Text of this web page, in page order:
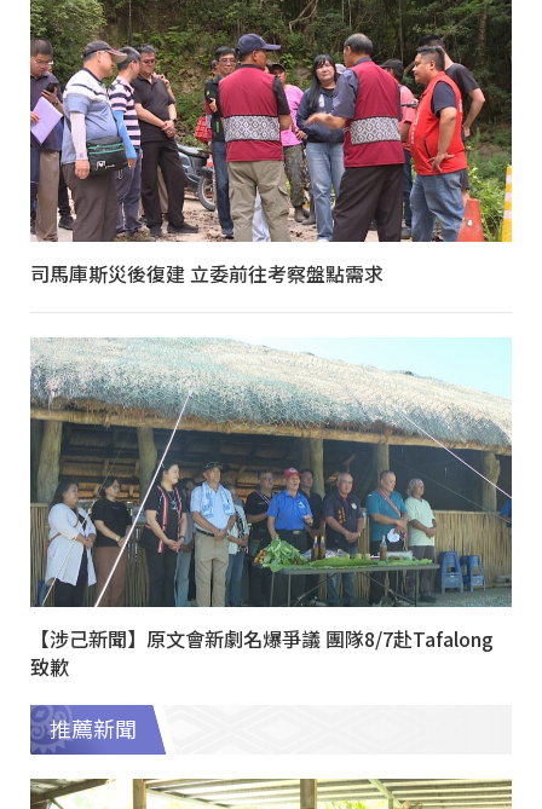
司馬庫斯災後復建 立委前往考察盤點需求
【涉己新聞】原文會新劇名爆爭議 團隊8/7赴Tafalong
致歉
推薦新聞